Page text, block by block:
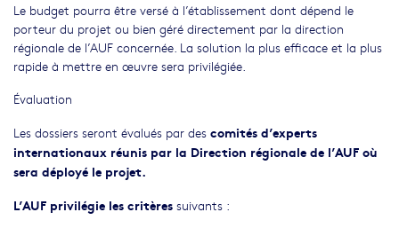
Le budget pourra être versé à l’établissement dont dépend le
porteur du projet ou bien géré directement par la direction
régionale de l’AUF concernée. La solution la plus efficace et la plus
rapide à mettre en œuvre sera privilégiée.
Évaluation
Les dossiers seront évalués par des comités d’experts
internationaux réunis par la Direction régionale de l’AUF où
sera déployé le projet.
L’AUF privilégie les critères suivants :